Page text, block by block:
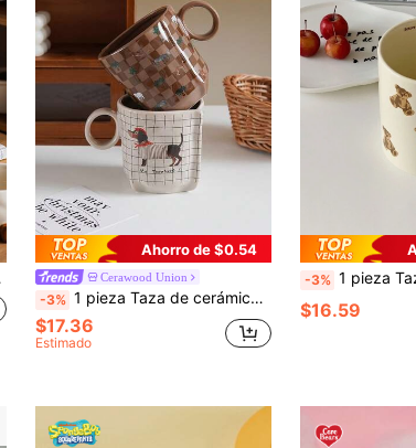
Ahorro de $0.54
Cerawood Union
-3% 1 pieza Taza de cerámica con diseño de perro origami, taza de café con diseño de elefante, leopardo, cebra y cuadros, exquisitamente diseñada con un alto atractivo estético, adecuada para decoración del hogar, tazas de café, tazas de café con leche y leche para restaurante/cafetería, regalo, como recipientes para beber en oficinas
$17.36
Estimado
-3% 1 pieza Taza cerámica con
$16.59